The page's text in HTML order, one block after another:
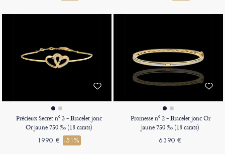
Précieux Secret nº 3 - Bracelet jonc
Or jaune 750 ‰ (18 carats)
1990 € -51%
Promesse nº 2 - Bracelet jonc Or
jaune 750 ‰ (18 carats)
6390 €